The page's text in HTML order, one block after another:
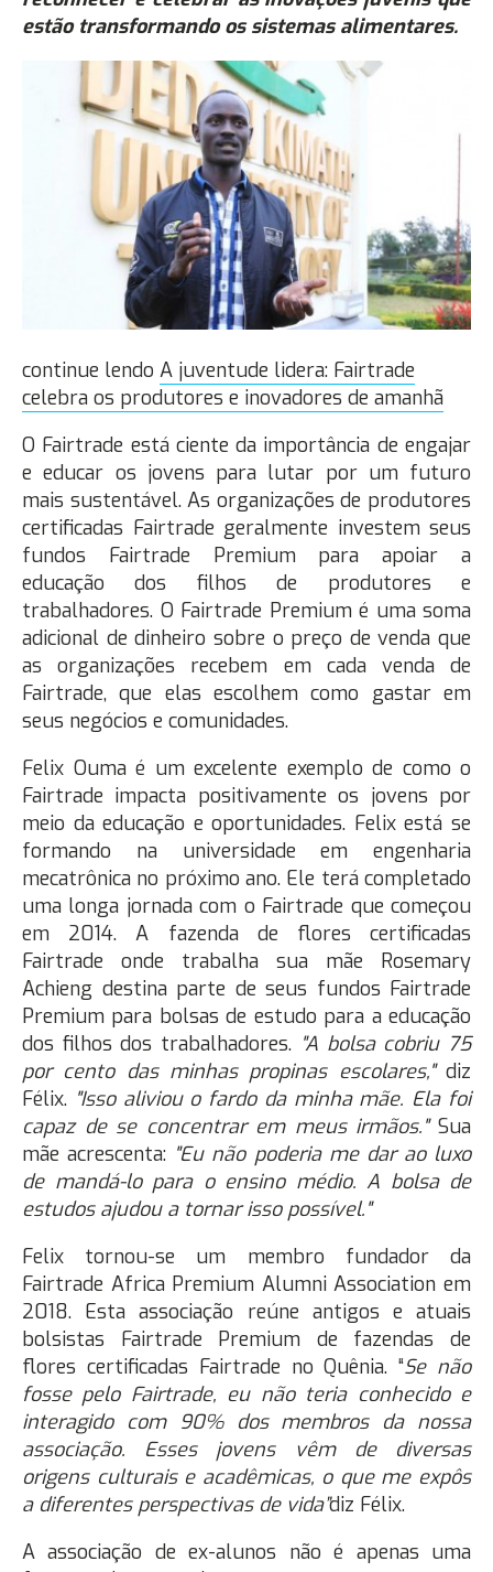
estão transformando os sistemas alimentares.
continue lendo ​A juventude lidera: Fairtrade
celebra os produtores e inovadores de amanhã
O Fairtrade está ciente da importância de engajar
e educar os jovens para lutar por um futuro
mais sustentável. As organizações de produtores
certificadas Fairtrade geralmente investem seus
fundos Fairtrade Premium para apoiar a
educação dos filhos de produtores e
trabalhadores. O Fairtrade Premium é uma soma
adicional de dinheiro sobre o preço de venda que
as organizações recebem em cada venda de
Fairtrade, que elas escolhem como gastar em
seus negócios e comunidades.
Felix Ouma é um excelente exemplo de como o
Fairtrade impacta positivamente os jovens por
meio da educação e oportunidades. Felix está se
formando na universidade em engenharia
mecatrônica no próximo ano. Ele terá completado
uma longa jornada com o Fairtrade que começou
em 2014. A fazenda de flores certificadas
Fairtrade onde trabalha sua mãe Rosemary
Achieng destina parte de seus fundos Fairtrade
Premium para bolsas de estudo para a educação
dos filhos dos trabalhadores. "A bolsa cobriu 75
por cento das minhas propinas escolares," diz
Félix. "Isso aliviou o fardo da minha mãe. Ela foi
capaz de se concentrar em meus irmãos."Sua
mãe acrescenta: "Eu não poderia me dar ao luxo
de mandá-lo para o ensino médio. A bolsa de
estudos ajudou a tornar isso possível."
Felix tornou-se um membro fundador da
Fairtrade Africa Premium Alumni Association em
2018. Esta associação reúne antigos e atuais
bolsistas Fairtrade Premium de fazendas de
flores certificadas Fairtrade no Quênia. “Se não
fosse pelo Fairtrade, eu não teria conhecido e
interagido com 90% dos membros da nossa
associação. Esses jovens vêm de diversas
origens culturais e acadêmicas, o que me expôs
a diferentes perspectivas de vida”diz Félix.
A associação de ex-alunos não é apenas uma